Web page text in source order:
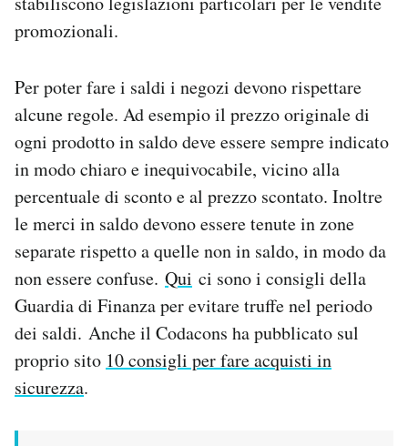
promozionali.
Per poter fare i saldi i negozi devono rispettare
alcune regole. Ad esempio il prezzo originale di
ogni prodotto in saldo deve essere sempre indicato
in modo chiaro e inequivocabile, vicino alla
percentuale di sconto e al prezzo scontato. Inoltre
le merci in saldo devono essere tenute in zone
separate rispetto a quelle non in saldo, in modo da
non essere confuse. Qui ci sono i consigli della
Guardia di Finanza per evitare truffe nel periodo
dei saldi. Anche il Codacons ha pubblicato sul
proprio sito 10 consigli per fare acquisti in
sicurezza.